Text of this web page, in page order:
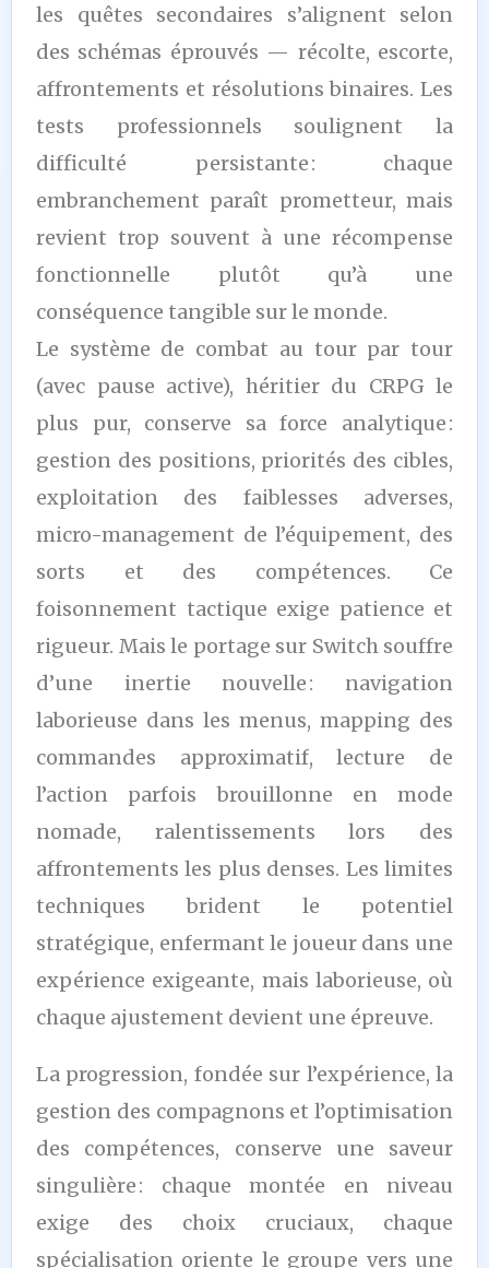
les quêtes secondaires s’alignent selon
des schémas éprouvés — récolte, escorte,
affrontements et résolutions binaires. Les
tests professionnels soulignent la
difficulté persistante : chaque
embranchement paraît prometteur, mais
revient trop souvent à une récompense
fonctionnelle plutôt qu’à une
conséquence tangible sur le monde.
Le système de combat au tour par tour
(avec pause active), héritier du CRPG le
plus pur, conserve sa force analytique :
gestion des positions, priorités des cibles,
exploitation des faiblesses adverses,
micro-management de l’équipement, des
sorts et des compétences. Ce
foisonnement tactique exige patience et
rigueur. Mais le portage sur Switch souffre
d’une inertie nouvelle : navigation
laborieuse dans les menus, mapping des
commandes approximatif, lecture de
l’action parfois brouillonne en mode
nomade, ralentissements lors des
affrontements les plus denses. Les limites
techniques brident le potentiel
stratégique, enfermant le joueur dans une
expérience exigeante, mais laborieuse, où
chaque ajustement devient une épreuve.
La progression, fondée sur l’expérience, la
gestion des compagnons et l’optimisation
des compétences, conserve une saveur
singulière : chaque montée en niveau
exige des choix cruciaux, chaque
spécialisation oriente le groupe vers une